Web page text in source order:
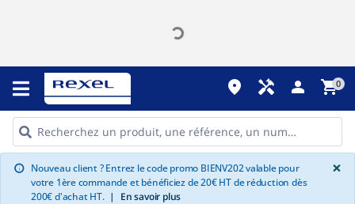
place handyman person shopping_cart0
info Nouveau client ? Entrez le code promo BIENV202 valable pour
votre 1ère commande et bénéficiez de 20€ HT de réduction dès
200€ d'achat HT. | En savoir plus
×